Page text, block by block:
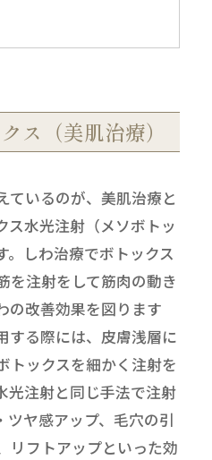
ス（美肌治療）
ているのが、美肌治療と
ス水光注射（メソボトッ
。しわ治療でボトックス
を注射をして筋肉の動き
の改善効果を図ります
する際には、皮膚浅層に
トックスを細かく注射を
光注射と同じ手法で注射
ツヤ感アップ、毛穴の引
リフトアップといった効